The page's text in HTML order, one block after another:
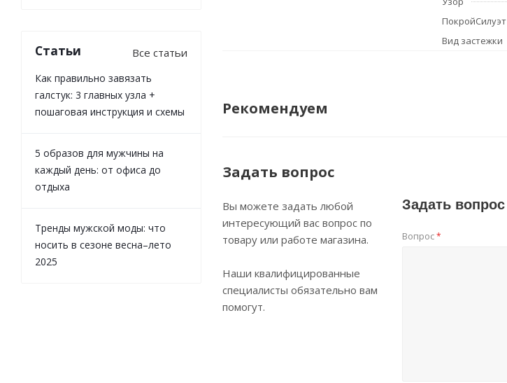
ПокройСилуэт
Вид застежки
Рекомендуем
Задать вопрос
Вы можете задать любой
интересующий вас вопрос по
товару или работе магазина.
Наши квалифицированные
специалисты обязательно вам
помогут.
Задать вопрос
Вопрос*
Статьи Все статьи
Как правильно завязать
галстук: 3 главных узла +
пошаговая инструкция и схемы
5 образов для мужчины на
каждый день: от офиса до
отдыха
Тренды мужской моды: что
носить в сезоне весна–лето
2025